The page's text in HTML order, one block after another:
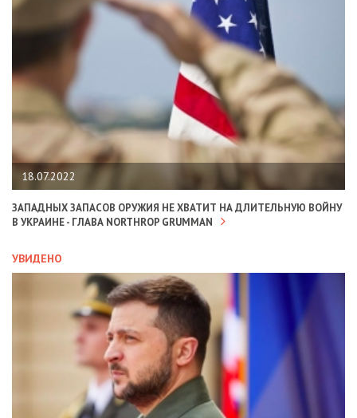
18.07.2022
ЗАПАДНЫХ ЗАПАСОВ ОРУЖИЯ НЕ ХВАТИТ НА ДЛИТЕЛЬНУЮ ВОЙНУ
В УКРАИНЕ - ГЛАВА NORTHROP GRUMMAN
УВИДЕНО